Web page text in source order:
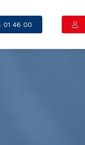
01 46 00